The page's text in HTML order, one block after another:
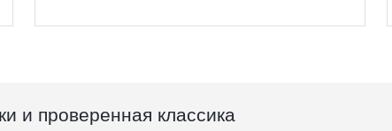
и проверенная классика